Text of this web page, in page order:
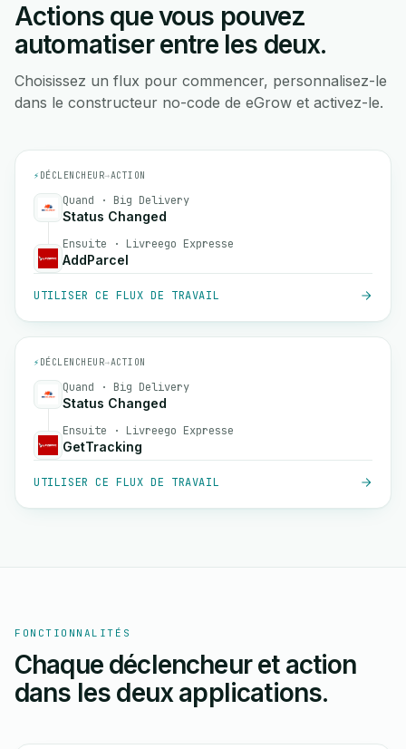
Actions que vous pouvez
automatiser entre les deux.
Choisissez un flux pour commencer, personnalisez-le
dans le constructeur no-code de eGrow et activez-le.
⚡ DÉCLENCHEUR→ACTION
Quand · Big Delivery
Status Changed
Ensuite · Livreego Expresse
AddParcel
UTILISER CE FLUX DE TRAVAIL
⚡ DÉCLENCHEUR→ACTION
Quand · Big Delivery
Status Changed
Ensuite · Livreego Expresse
GetTracking
UTILISER CE FLUX DE TRAVAIL
FONCTIONNALITÉS
Chaque déclencheur et action
dans les deux applications.